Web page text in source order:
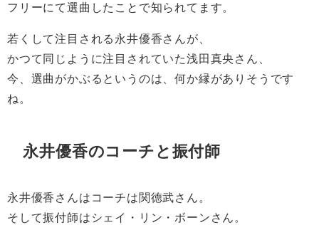
フリーにて選曲したことで知られてます。
若くして注目される永井優香さんが、
かつて同じように注目されていた浅田真央さん、
今、選曲がかぶるというのは、何か縁がありそうです
ね。
永井優香のコーチと振付師
永井優香さんはコーチは関徳武さん。
そして振付師はシェイ・リン・ボーンさん。